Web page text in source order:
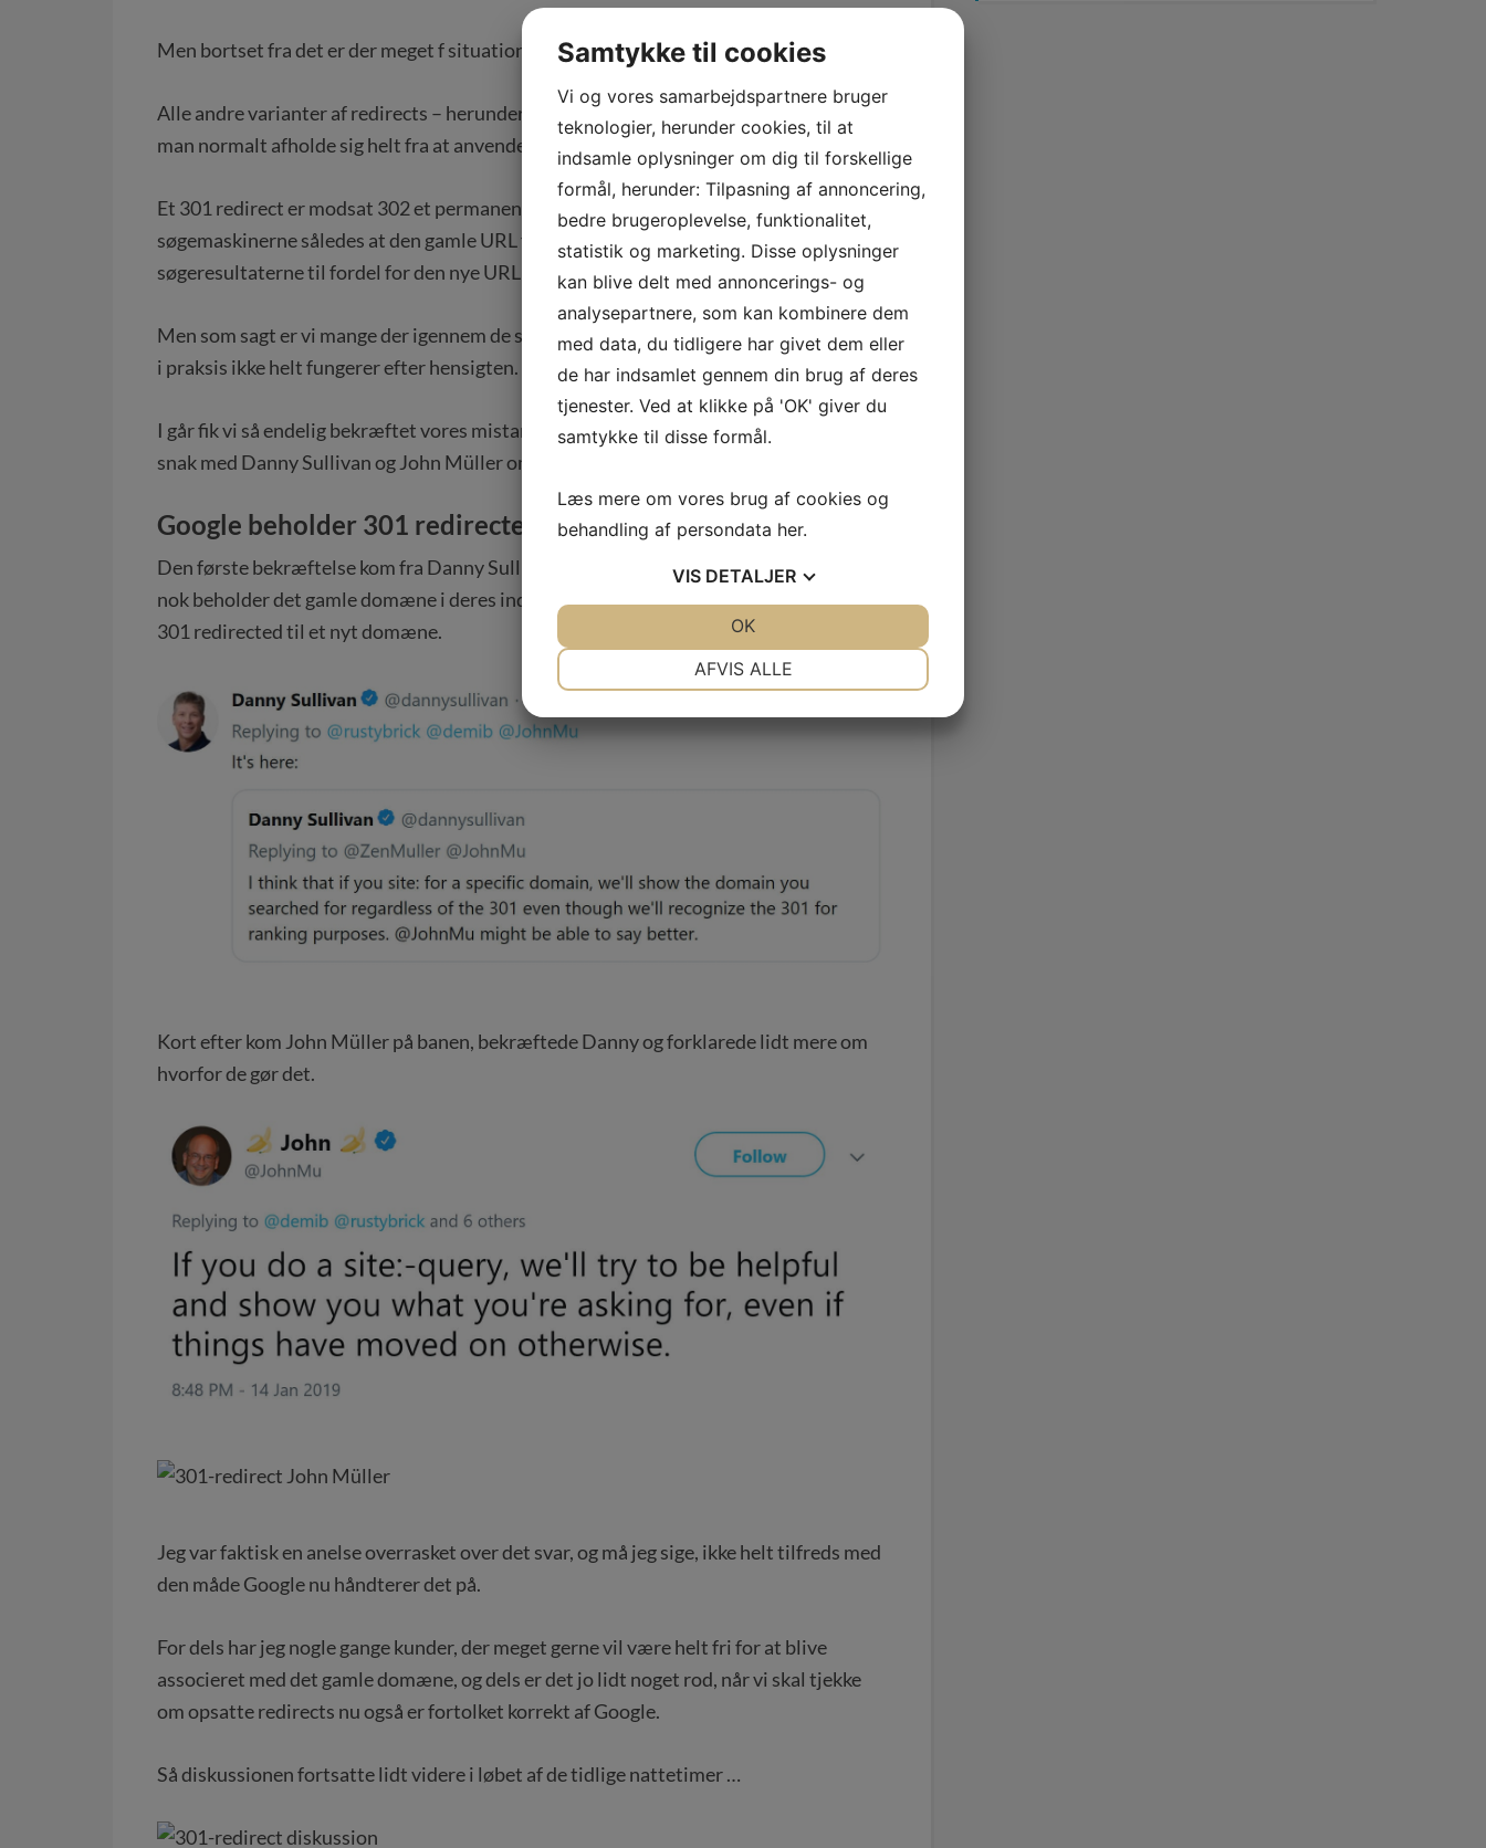
Men bortset fra det er der meget f situationer hvor 302 redirects bør bruges.
Alle andre varianter af redirects – herunder JavaScript redirects og META-refresh bør
man normalt afholde sig helt fra at anvende.
Et 301 redirect er modsat 302 et permanent redirect. Normalt fortolkes det af
søgemaskinerne således at den gamle URL fjernes fra indekset og ikke længere vises i
søgeresultaterne til fordel for den nye URL der redirectes til.
Men som sagt er vi mange der igennem de sidste par år, ind imellem, har oplevet at det
i praksis ikke helt fungerer efter hensigten. I hvert fald ikke fuldt ud i Google.
I går fik vi så endelig bekræftet vores mistanke. Jeg og et par gode kollegaer fik en god
snak med Danny Sullivan og John Müller om det på Twitter.
Google beholder 301 redirectede sider i deres indeks
Den første bekræftelse kom fra Danny Sullivan, der kort forklarede, at Google rigtig
nok beholder det gamle domæne i deres indeks, selvom alle siderne fra det er korrekt
301 redirected til et nyt domæne.
Kort efter kom John Müller på banen, bekræftede Danny og forklarede lidt mere om
hvorfor de gør det.
Jeg var faktisk en anelse overrasket over det svar, og må jeg sige, ikke helt tilfreds med
den måde Google nu håndterer det på.
For dels har jeg nogle gange kunder, der meget gerne vil være helt fri for at blive
associeret med det gamle domæne, og dels er det jo lidt noget rod, når vi skal tjekke
om opsatte redirects nu også er fortolket korrekt af Google.
Så diskussionen fortsatte lidt videre i løbet af de tidlige nattetimer …
Samtykke til cookies
Vi og vores samarbejdspartnere bruger
teknologier, herunder cookies, til at
indsamle oplysninger om dig til forskellige
formål, herunder: Tilpasning af annoncering,
bedre brugeroplevelse, funktionalitet,
statistik og marketing. Disse oplysninger
kan blive delt med annoncerings- og
analysepartnere, som kan kombinere dem
med data, du tidligere har givet dem eller
de har indsamlet gennem din brug af deres
tjenester. Ved at klikke på 'OK' giver du
samtykke til disse formål.
Læs mere om vores brug af cookies og
behandling af persondata her.
VIS DETALJER
AFVIS ALLE
OK